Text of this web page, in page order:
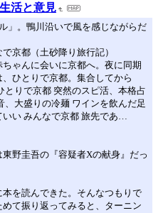
活と意見
」。鴨川沿いで風を感じながらだ
京都（土砂降り旅行記）
ゃんに会いに京都へ。夜に同期
ひとりで京都。集合してから
とりで京都 突然のスピ活、本格占
、大盛りの冷麺 ワインを飲んだ足
い みんなで京都 旅先であ…
野圭吾の『容疑者Xの献身』だっ
を読んできた。そんなつもりで
て振り返ってみると、ターニン